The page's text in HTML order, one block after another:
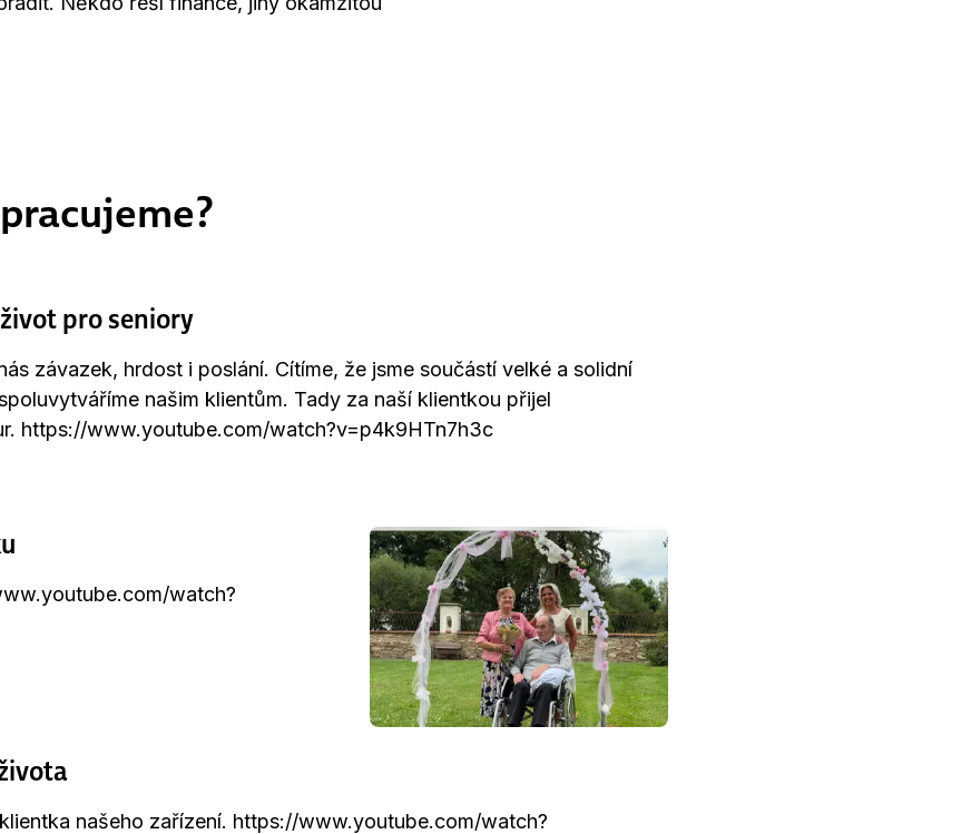
pro seniory
závazek, hrdost i poslání. Cítíme, že jsme součástí velké a solidní
našim klientům. Tady za naší klientkou přijel
https://www.youtube.com/watch?v=p4k9HTn7h3c
watch?
našeho zařízení. https://www.youtube.com/watch?